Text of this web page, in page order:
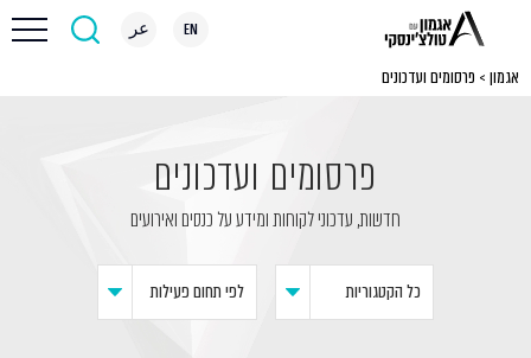
EN عر
אגמון > פרסומים ועדכונים
פרסומים ועדכונים
חדשות, עדכוני לקוחות ומידע על כנסים ואירועים